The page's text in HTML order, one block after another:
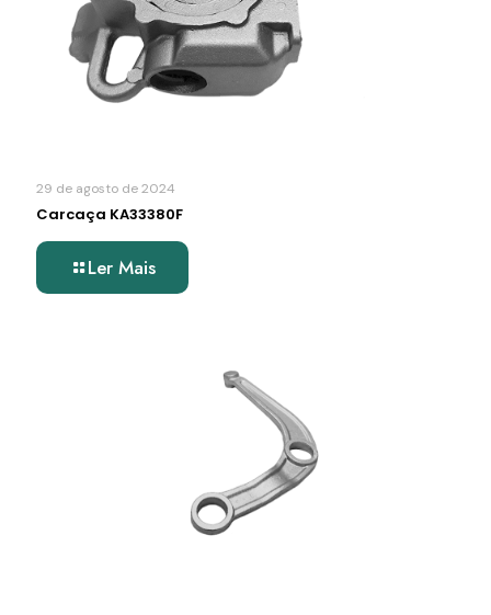
29 de agosto de 2024
Carcaça KA33380F
Ler Mais